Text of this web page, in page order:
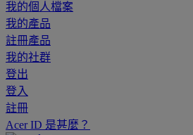
我的個人檔案
我的產品
註冊產品
我的社群
登出
登入
註冊
Acer ID 是甚麼？